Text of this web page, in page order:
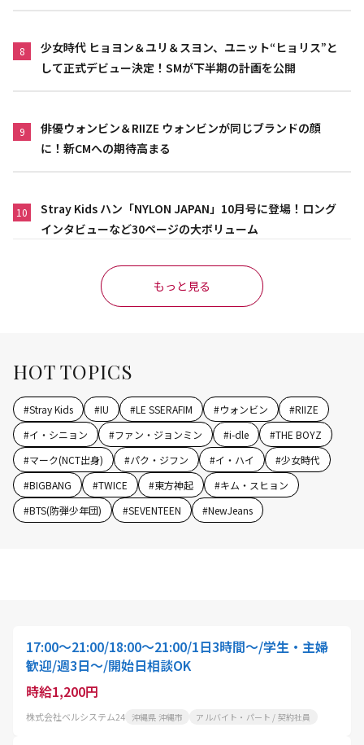
8
少女時代 ヒョヨン＆ユリ＆スヨン、ユニット“ヒョリス”と
して正式デビュー決定！SMが下半期の計画を公開
9
俳優ウォンビン＆RIIZE ウォンビンが同じブランドの顔
に！新CMへの期待高まる
10
Stray Kids ハン「NYLON JAPAN」10月号に登場！ロング
インタビューなど30ページの大ボリューム
もっと見る
HOT TOPICS
#Stray Kids #IU #LE SSERAFIM #ウォンビン #RIIZE
#イ・シニョン #ファン・ジョンミン #i-dle #THE BOYZ
#マーク(NCT出身) #パク・ジフン #イ・ハイ #少女時代
#BIGBANG #TWICE #東方神起 #キム・スヒョン
#BTS(防弾少年団) #SEVENTEEN #NewJeans
17:00～21:00/18:00～21:00/1日3時間～/学生・主婦
歓迎/週3日～/開始日相談OK
時給1,200円
株式会社ベルシステム24 沖縄県 沖縄市 アルバイト・パート / 契約社員